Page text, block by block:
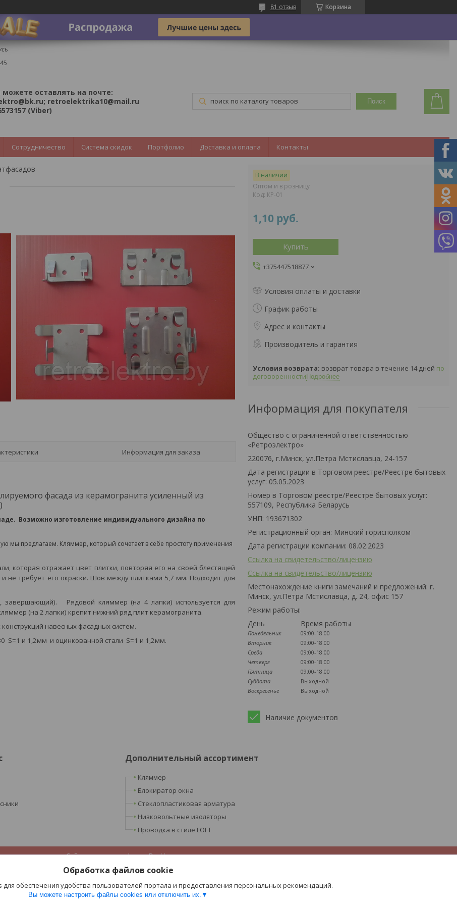
Корзина
81 отзыв
можете оставлять на почте:
retroelektrika10@mail.ru
(Viber)
Поиск
Сотрудничество Система скидок Портфолио Доставка и оплата Контакты
Информация для заказа
фасада из керамогранита усиленный из
Возможно изготовление индивидуального дизайна по
мы предлагаем. Кляммер, который сочетает в себе простоту применения
которая отражает цвет плитки, повторяя его на своей блестящей
не требует его окраски. Шов между плитками 5,7 мм. Подходит для
Рядовой кляммер (на 4 лапки) используется для
(на 2 лапки) крепит нижний ряд плит керамогранита.
навесных фасадных систем.
S=1 и 1,2мм и оцинкованной стали S=1 и 1,2мм.
В наличии
Оптом и в розницу
Код: КР-01
1,10 руб.
Купить
+375447518877
Условия оплаты и доставки
График работы
Адрес и контакты
Производитель и гарантия
возврат товара в течение 14 дней по
договоренности Подробнее
Информация для покупателя
Общество с ограниченной ответственностью
«Ретроэлектро»
220076, г.Минск, ул.Петра Мстиславца, 24-157
Дата регистрации в Торговом реестре/Реестре бытовых
услуг: 05.05.2023
Номер в Торговом реестре/Реестре бытовых услуг:
557109, Республика Беларусь
УНП: 193671302
Регистрационный орган: Минский горисполком
Дата регистрации компании: 08.02.2023
Ссылка на свидетельство/лицензию
Ссылка на свидетельство/лицензию
Местонахождение книги замечаний и предложений: г.
Минск, ул.Петра Мстиславца, д. 24, офис 157
Режим работы:
День
Время работы
Понедельник
09:00-18:00
Вторник
09:00-18:00
Среда
09:00-18:00
Четверг
09:00-18:00
Пятница
09:00-18:00
Суббота
Выходной
Воскресенье
Выходной
Наличие документов
Дополнительный ассортимент
Кляммер
Блокиратор окна
Стеклопластиковая арматура
Низковольтные изоляторы
Проводка в стиле LOFT
Сайт создан на платформе Deal.by
Политика обработки файлов cookies
Обработка файлов cookie
обеспечения удобства пользователей портала и предоставления персональных рекомендаций.
Вы можете настроить файлы cookies или отключить их.
ООО «Ретроэлектро» |Пожаловаться на контент
Select Language▼